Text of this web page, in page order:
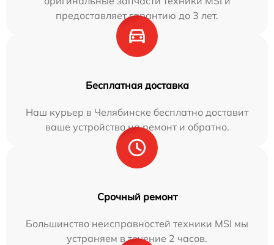
предоставляет гарантию до 3 лет.
Бесплатная доставка
Наш курьер в Челябинске бесплатно доставит
ваше устройство на ремонт и обратно.
Срочный ремонт
Большинство неисправностей техники MSI мы
устраняем в течение 2 часов.